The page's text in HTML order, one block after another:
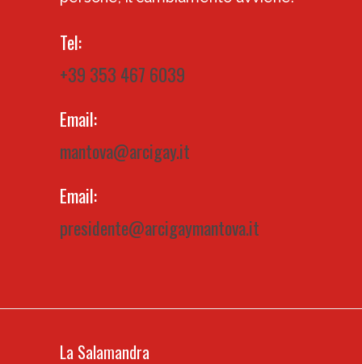
Tel:
+39 353 467 6039
Email:
mantova@arcigay.it
Email:
presidente@arcigaymantova.it
La Salamandra